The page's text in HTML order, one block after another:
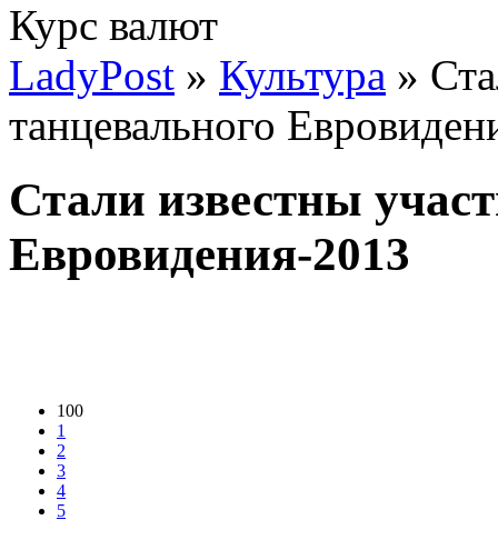
Курс валют
LadyPost » Культура »
танцевального
Стали известны
Евровидения-2013
100
1
2
3
4
5